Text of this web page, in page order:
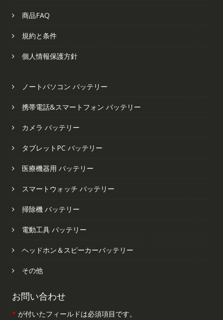
商品FAQ
規約と条件
個人情報保護方針
ノートパソコン バッテリー
携帯電話&スマートフォン バッテリー
カメラ バッテリー
タブレットPC バッテリー
医療機器用 バッテリー
スマートウォッチ バッテリー
掃除機 バッテリー
電動工具 バッテリー
ヘッドホン＆スピーカーバッテリー
その他
お問い合わせ
* が付いたフィールドは必須項目です。